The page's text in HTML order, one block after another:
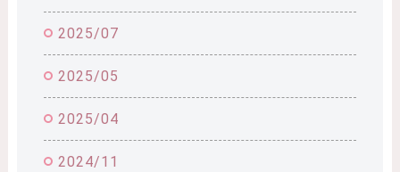
2025/07
2025/05
2025/04
2024/11